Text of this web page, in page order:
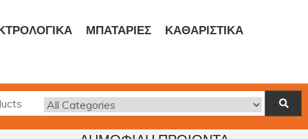
ΜΠΑΤΑΡΙΕΣ ΚΑΘΑΡΙΣΤΙΚΑ